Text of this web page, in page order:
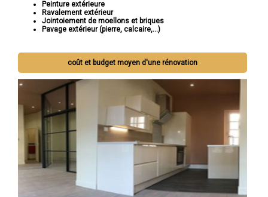
Peinture extérieure
Ravalement extérieur
Jointoiement de moellons et briques
Pavage extérieur (pierre, calcaire,...)
coût et budget moyen d'une rénovation